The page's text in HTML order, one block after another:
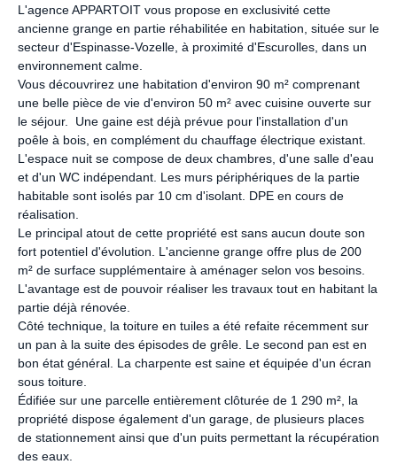
L'agence APPARTOIT vous propose en exclusivité cette
ancienne grange en partie réhabilitée en habitation, située sur le
secteur d'Espinasse-Vozelle, à proximité d'Escurolles, dans un
environnement calme.
Vous découvrirez une habitation d'environ 90 m² comprenant
une belle pièce de vie d'environ 50 m² avec cuisine ouverte sur
le séjour. Une gaine est déjà prévue pour l'installation d'un
poêle à bois, en complément du chauffage électrique existant.
L'espace nuit se compose de deux chambres, d'une salle d'eau
et d'un WC indépendant. Les murs périphériques de la partie
habitable sont isolés par 10 cm d'isolant. DPE en cours de
réalisation.
Le principal atout de cette propriété est sans aucun doute son
fort potentiel d'évolution. L'ancienne grange offre plus de 200
m² de surface supplémentaire à aménager selon vos besoins.
L'avantage est de pouvoir réaliser les travaux tout en habitant la
partie déjà rénovée.
Côté technique, la toiture en tuiles a été refaite récemment sur
un pan à la suite des épisodes de grêle. Le second pan est en
bon état général. La charpente est saine et équipée d'un écran
sous toiture.
Édifiée sur une parcelle entièrement clôturée de 1 290 m², la
propriété dispose également d'un garage, de plusieurs places
de stationnement ainsi que d'un puits permettant la récupération
des eaux.